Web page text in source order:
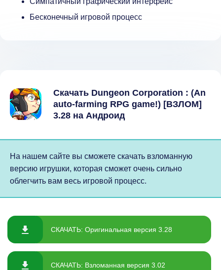
Бесконечный игровой процесс
Скачать Dungeon Corporation : (An
auto-farming RPG game!) [ВЗЛОМ]
3.28 на Андроид
На нашем сайте вы сможете скачать взломанную
версию игрушки, которая сможет очень сильно
облегчить вам весь игровой процесс.
СКАЧАТЬ: Оригинальная версия 3.28
СКАЧАТЬ: Взломанная версия 3.02